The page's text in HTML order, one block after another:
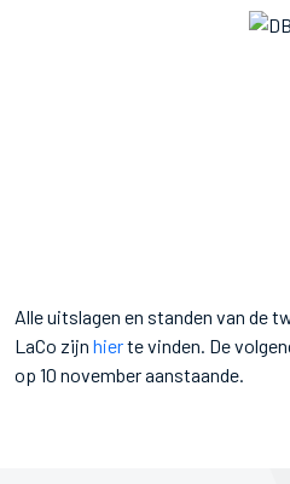
Alle uitslagen en standen van de
LaCo zijn hierte vinden. De
op 10 november aanstaande.